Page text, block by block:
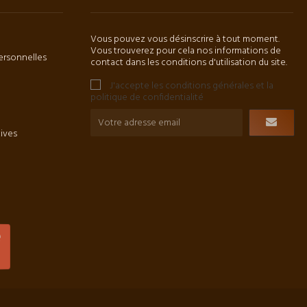
Vous pouvez vous désinscrire à tout moment.
Vous trouverez pour cela nos informations de
contact dans les conditions d'utilisation du site.
J'accepte les conditions générales et la
politique de confidentialité